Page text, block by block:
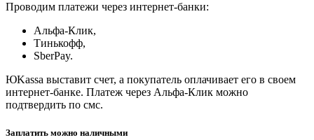
Проводим платежи через интернет-банки:
Альфа-Клик,
Тинькофф,
SberPay.
ЮKassa выставит счет, а покупатель оплачивает его в своем
интернет-банке. Платеж через Альфа-Клик можно
подтвердить по смс.
Заплатить можно наличными